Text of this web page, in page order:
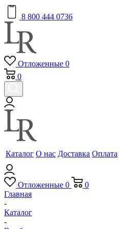
8 800 444 0736
Отложенные 0
0
Каталог О нас Доставка Оплата
Отложенные 0
0
Главная
-
Каталог
-